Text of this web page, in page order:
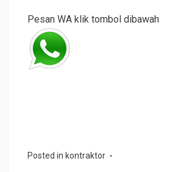
Pesan WA klik tombol dibawah
Posted in kontraktor